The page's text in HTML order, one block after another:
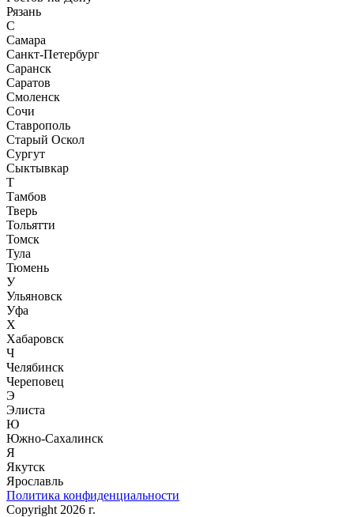
Рязань
С
Самара
Санкт-Петербург
Саранск
Саратов
Смоленск
Сочи
Ставрополь
Старый Оскол
Сургут
Сыктывкар
Т
Тамбов
Тверь
Тольятти
Томск
Тула
Тюмень
У
Ульяновск
Уфа
Х
Хабаровск
Ч
Челябинск
Череповец
Э
Элиста
Ю
Южно-Сахалинск
Я
Якутск
Ярославль
Политика конфиденциальности
Copyright 2026 г.